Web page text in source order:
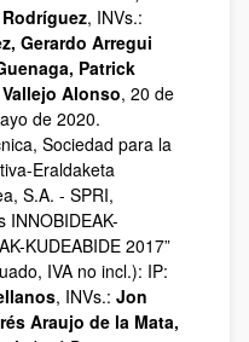
, INVs.:
Gerardo Arregui
Patrick
Alonso, 20 de
de 2020.
Sociedad para la
Eraldaketa
S.A. - SPRI,
INNOBIDEAK-
KUDEABIDE 2017”
IVA no incl.): IP:
, INVs.: Jon
Araujo de la Mata,